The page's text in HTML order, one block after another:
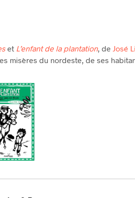
et L’enfant de la plantation, de José
misères du nordeste, de ses